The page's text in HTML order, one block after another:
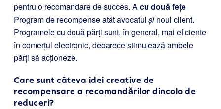
pentru o recomandare de succes. Acu două fețe
Program de recompense atât avocatul și noul client.
Programele cu două părți sunt, în general, mai eficiente
în comerțul electronic, deoarece stimulează ambele
părți să acționeze.
Care sunt câteva idei creative de
recompensare a recomandărilor dincolo de
reduceri?